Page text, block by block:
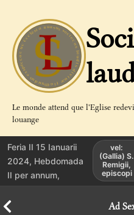
contenu
Le monde attend que l'Eglise
louange
Feria II 15 Ianuarii
2024, Hebdomada
II per annum,
vel:
(Gallia) S.
Remigii,
episcopi
Ad